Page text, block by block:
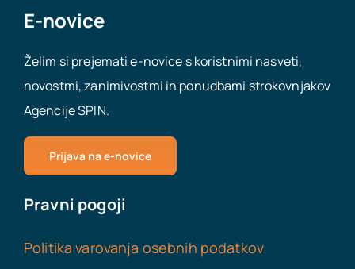
Nakup podjetja
Prodaja podjetja
Odpiranje podjetij
Virtualna pisarna
Delovna dovoljenja za tujce
E-novice
Želim si prejemati e-novice s koristnimi nasveti,
novostmi, zanimivostmi in ponudbami strokovnjakov
Agencije SPIN.
Prijava na e-novice
Pravni pogoji
Politika varovanja osebnih podatkov